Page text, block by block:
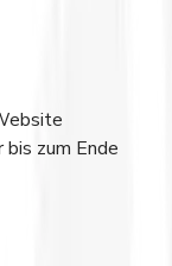
zum Ende